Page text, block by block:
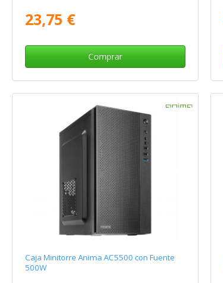
23,75 €
Comprar
Caja Minitorre Anima AC5500 con Fuente
500W